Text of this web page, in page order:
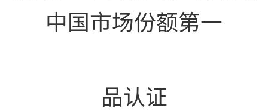
中国市场份额第一
品认证